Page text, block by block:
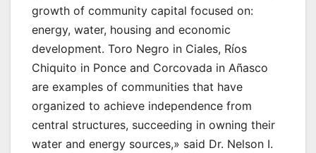
growth of community capital focused on:
energy, water, housing and economic
development. Toro Negro in Ciales, Ríos
Chiquito in Ponce and Corcovada in Añasco
are examples of communities that have
organized to achieve independence from
central structures, succeeding in owning their
water and energy sources,» said Dr. Nelson I.